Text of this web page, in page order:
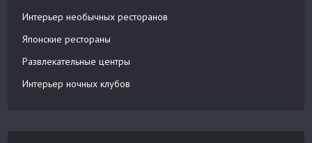
Интерьер необычных ресторанов
Японские рестораны
Развлекательные центры
Интерьер ночных клубов